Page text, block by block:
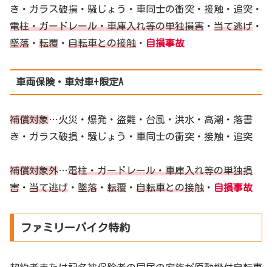
き・ガラス破損・騒じょう・車同士の衝突・接触・追突・
電柱・ガードレール・車庫入れ等の単独損害 ・ 当て逃げ ・
墜落 ・ 転覆 ・ 自転車との接触 ・ 自損事故
車両保険・車対車+限定A
補償対象 …火災・爆発・盗難・台風・洪水・高潮・落書
き・ガラス破損・騒じょう・車同士の衝突・接触・追突
補償対象外…電柱・ガードレール・車庫入れ等の単独損
害 ・ 当て逃げ ・ 墜落 ・ 転覆 ・ 自転車との接触 ・ 自損事故
ファミリーバイク特約